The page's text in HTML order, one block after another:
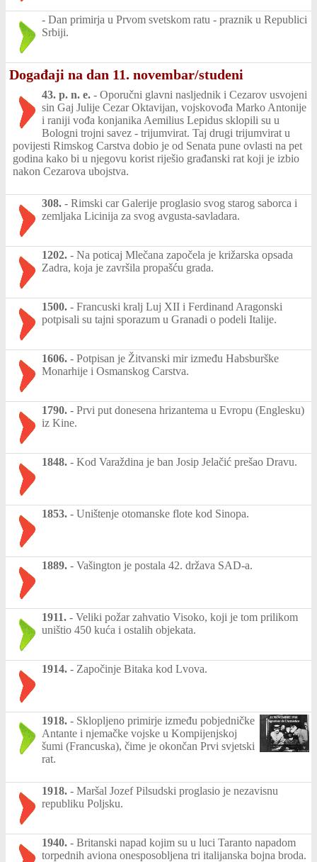
- Dan primirja u Prvom svetskom ratu - praznik u Republici
Srbiji.
Događaji na dan 11. novembar/studeni
43. p. n. e. - Oporučni glavni nasljednik i Cezarov usvojeni
sin Gaj Julije Cezar Oktavijan, vojskovođa Marko Antonije
i raniji vođa konjanika Aemilius Lepidus sklopili su u
Bologni trojni savez - trijumvirat. Taj drugi trijumvirat u
povijesti Rimskog Carstva dobio je od Senata pune ovlasti na pet
godina kako bi u njegovu korist riješio građanski rat koji je izbio
nakon Cezarova ubojstva.
308. - Rimski car Galerije proglasio svog starog saborca i
zemljaka Licinija za svog avgusta-savladara.
1202. - Na poticaj Mlečana započela je križarska opsada
Zadra, koja je završila propašću grada.
1500. - Francuski kralj Luj XII i Ferdinand Aragonski
potpisali su tajni sporazum u Granadi o podeli Italije.
1606. - Potpisan je Žitvanski mir između Habsburške
Monarhije i Osmanskog Carstva.
1790. - Prvi put donesena hrizantema u Evropu (Englesku)
iz Kine.
1848. - Kod Varaždina je ban Josip Jelačić prešao Dravu.
1853. - Uništenje otomanske flote kod Sinopa.
1889. - Vašington je postala 42. država SAD-a.
1911. - Veliki požar zahvatio Visoko, koji je tom prilikom
uništio 450 kuća i ostalih objekata.
1914. - Započinje Bitaka kod Lvova.
1918. - Sklopljeno primirje između pobjedničke
Antante i njemačke vojske u Kompijenjskoj
šumi (Francuska), čime je okončan Prvi svjetski
rat.
1918. - Maršal Jozef Pilsudski proglasio je nezavisnu
republiku Poljsku.
1940. - Britanski napad kojim su u luci Taranto napadom
torpednih aviona onesposobljena tri italijanska bojna broda.